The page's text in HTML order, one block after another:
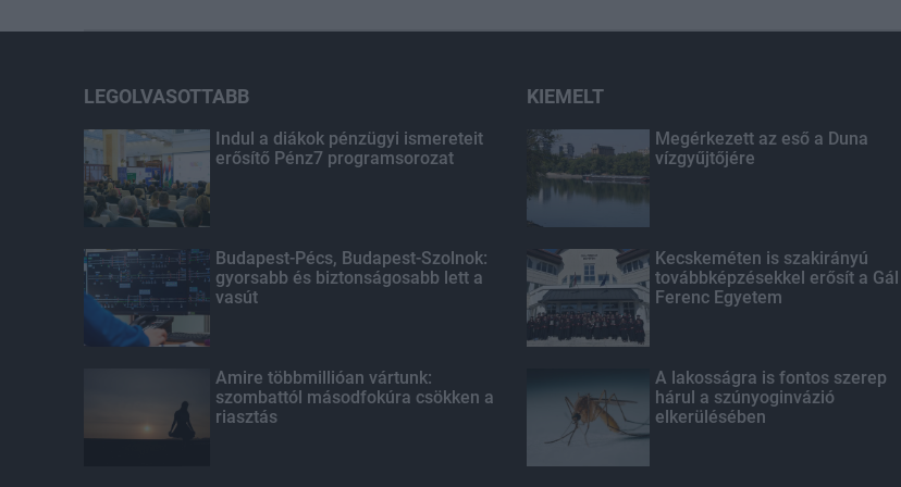
LEGOLVASOTTABB
Indul a diákok pénzügyi ismereteit
erősítő Pénz7 programsorozat
Budapest-Pécs, Budapest-Szolnok:
gyorsabb és biztonságosabb lett a
vasút
Amire többmillióan vártunk:
szombattól másodfokúra csökken a
riasztás
KIEMELT
Megérkezett az eső a Duna
vízgyűjtőjére
Kecskeméten is szakirányú
továbbképzésekkel erősít a Gál
Ferenc Egyetem
A lakosságra is fontos szerep
hárul a szúnyoginvázió
elkerülésében